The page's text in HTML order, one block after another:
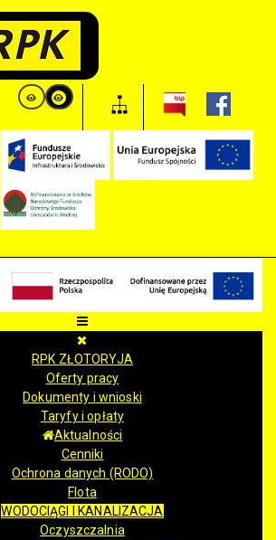
RPK ZŁOTORYJA
Oferty pracy
Dokumenty i wnioski
Taryfy i opłaty
Aktualności
Cenniki
Ochrona danych (RODO)
Flota
WODOCIĄGI I KANALIZACJA
Oczyszczalnia